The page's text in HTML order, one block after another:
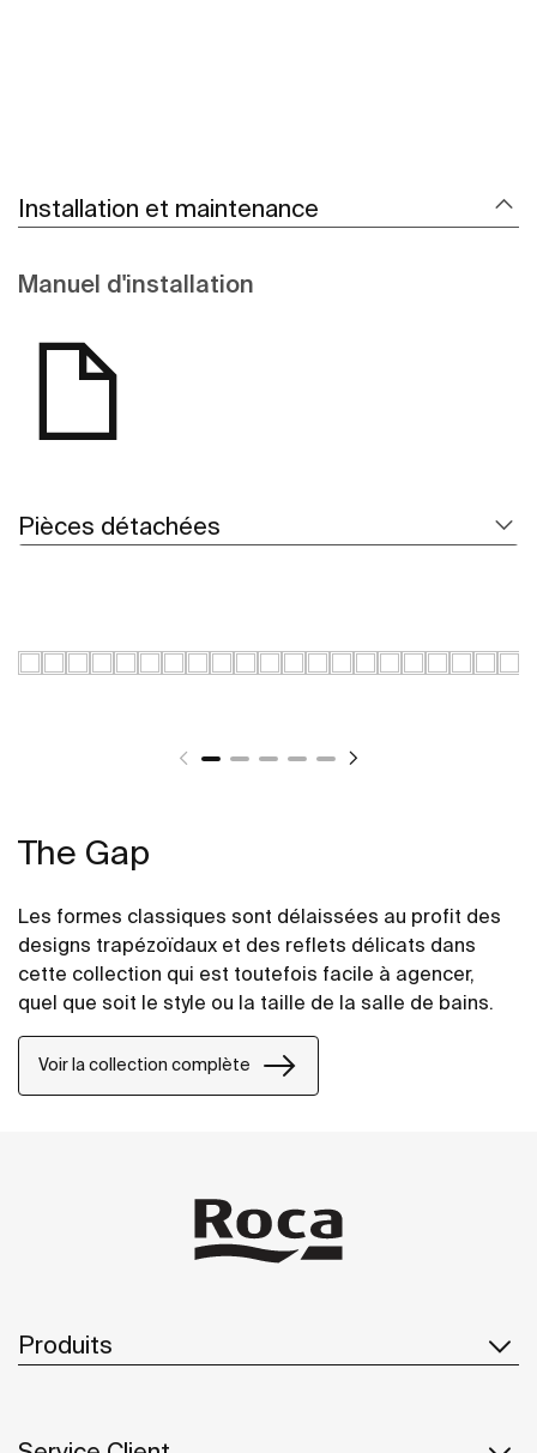
Installation et maintenance
Manuel d'installation
Pièces détachées
The Gap
Les formes classiques sont délaissées au profit des
designs trapézoïdaux et des reflets délicats dans
cette collection qui est toutefois facile à agencer,
quel que soit le style ou la taille de la salle de bains.
Voir la collection complète
Produits